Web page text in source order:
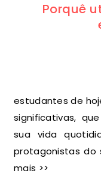
Porquê
“Assinala
estudantes de
significativas,
sua vida
protagonistas do
mais >>